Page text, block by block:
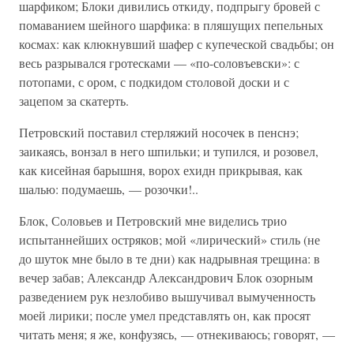
шарфиком; Блоки дивились откиду, подпрыгу бровей с
помаванием шейного шарфика: в пляшущих пепельных
космах: как клюкнувший шафер с купеческой свадьбы; он
весь разрывался гротесками — «по-соловъевски»: с
потопами, с ором, с подкидом столовой доски и с
зацепом за скатерть.
Петровский поставил стерляжий носочек в пенснэ;
заикаясь, вонзал в него шпильки; и тупился, и розовел,
как кисейная барышня, ворох ехидн прикрывая, как
шалью: подумаешь, — розочки!..
Блок, Соловьев и Петровский мне виделись трио
испытаннейших остряков; мой «лирический» стиль (не
до шуток мне было в те дни) как надрывная трещина: в
вечер забав; Александр Александрович Блок озорным
разведением рук незлобиво вышучивал вымученность
моей лирики; после умел представлять он, как просят
читать меня; я же, конфузясь, — отнекиваюсь; говорят, —